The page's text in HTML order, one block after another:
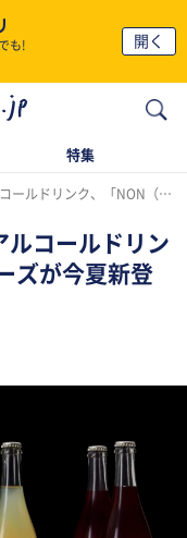
も!
開く
特集
「NON（ノン）」シリーズが今夏新登場
ルコールドリン
ズが今夏新登